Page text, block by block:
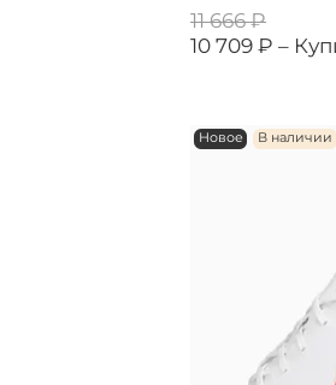
11 666 ₽
10 709 ₽ –
Новое В наличии